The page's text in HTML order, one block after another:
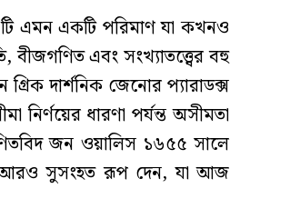
এমন একটি পরিমাণ যা কখনও
এবং সংখ্যাতত্ত্বের বহু
গ্রিক দার্শনিক জেনোর প্যারাডক্স
ধারণা পর্যন্ত অসীমতা
জন ওয়ালিস ১৬৫৫ সালে
আরও সুসংহত রূপ দেন, যা আজ